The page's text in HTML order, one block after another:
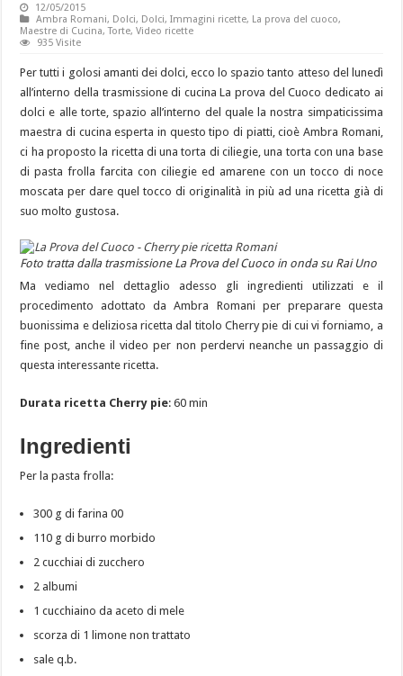
12/05/2015
Ambra Romani, Dolci, Dolci,Immagini ricette, La prova del cuoco,
Maestre di Cucina,Torte,Video ricette
935 Visite
Per tutti i golosi amanti dei dolci, ecco lo spazio tanto atteso del lunedì
all’interno della trasmissione di cucina La prova del Cuoco dedicato ai
dolci e alle torte, spazio all’interno del quale la nostra simpaticissima
maestra di cucina esperta in questo tipo di piatti, cioè Ambra Romani,
ci ha proposto la ricetta di una torta di ciliegie, una torta con una base
di pasta frolla farcita con ciliegie ed amarene con un tocco di noce
moscata per dare quel tocco di originalità in più ad una ricetta già di
suo molto gustosa.
Foto tratta dalla trasmissione La Prova del Cuoco in onda su Rai Uno
Ma vediamo nel dettaglio adesso gli ingredienti utilizzati e il
procedimento adottato da Ambra Romani per preparare questa
buonissima e deliziosa ricetta dal titolo Cherry pie di cui vi forniamo, a
fine post, anche il video per non perdervi neanche un passaggio di
questa interessante ricetta.
Durata ricetta Cherry pie: 60 min
Ingredienti
Per la pasta frolla:
300 g di farina 00
110 g di burro morbido
2 cucchiai di zucchero
2 albumi
1 cucchiaino da aceto di mele
scorza di 1 limone non trattato
sale q.b.